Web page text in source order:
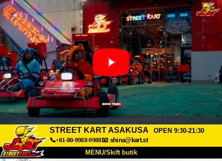
STREET KART ASAKUSA
OPEN 9:30-21:30
📞+81-80-9988-9988📧 shina@kart.st
MENU/Skift butik